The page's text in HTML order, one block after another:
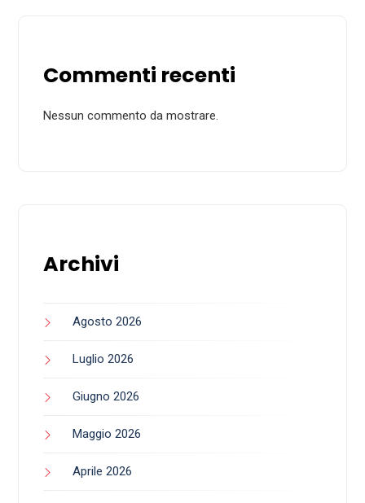
Commenti recenti
Nessun commento da mostrare.
Archivi
Agosto 2026
Luglio 2026
Giugno 2026
Maggio 2026
Aprile 2026